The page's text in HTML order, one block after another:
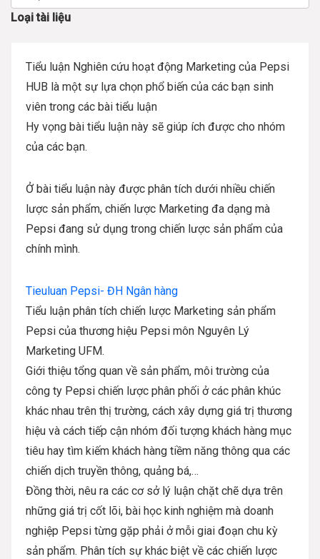
Loại tài liệu
Tiểu luận Nghiên cứu hoạt động Marketing của Pepsi
HUB là một sự lựa chọn phổ biến của các bạn sinh
viên trong các bài tiểu luận
Hy vọng bài tiểu luận này sẽ giúp ích được cho nhóm
của các bạn.
Ở bài tiểu luận này được phân tích dưới nhiều chiến
lược sản phẩm, chiến lược Marketing đa dạng mà
Pepsi đang sử dụng trong chiến lược sản phẩm của
chính mình.
Tieuluan Pepsi- ĐH Ngân hàng
Tiểu luận phân tích chiến lược Marketing sản phẩm
Pepsi của thương hiệu Pepsi môn Nguyên Lý
Marketing UFM.
Giới thiệu tổng quan về sản phẩm, môi trường của
công ty Pepsi chiến lược phân phối ở các phân khúc
khác nhau trên thị trường, cách xây dựng giá trị thương
hiệu và cách tiếp cận nhóm đối tượng khách hàng mục
tiêu hay tìm kiếm khách hàng tiềm năng thông qua các
chiến dịch truyền thông, quảng bá,…
Đồng thời, nêu ra các cơ sở lý luận chặt chẽ dựa trên
những giá trị cốt lõi, bài học kinh nghiệm mà doanh
nghiệp Pepsi từng gặp phải ở mỗi giai đoạn chu kỳ
sản phẩm. Phân tích sự khác biệt về các chiến lược